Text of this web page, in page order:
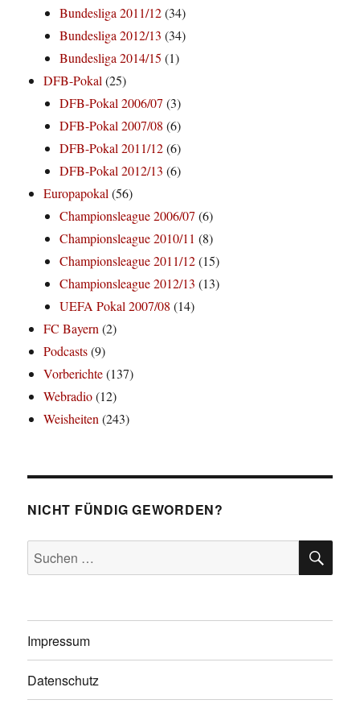
Bundesliga 2011/12(34)
Bundesliga 2012/13 (34)
Bundesliga 2014/15 (1)
DFB-Pokal(25)
DFB-Pokal 2006/07 (3)
DFB-Pokal 2007/08 (6)
DFB-Pokal 2011/12(6)
DFB-Pokal 2012/13 (6)
Europapokal(56)
Championsleague 2006/07 (6)
Championsleague 2010/11 (8)
Championsleague 2011/12(15)
Championsleague 2012/13 (13)
UEFA Pokal 2007/08 (14)
FC Bayern(2)
Podcasts(9)
Vorberichte(137)
Webradio(12)
Weisheiten(243)
NICHT FÜNDIG GEWORDEN?
Suchen
nach:
Impressum
Datenschutz